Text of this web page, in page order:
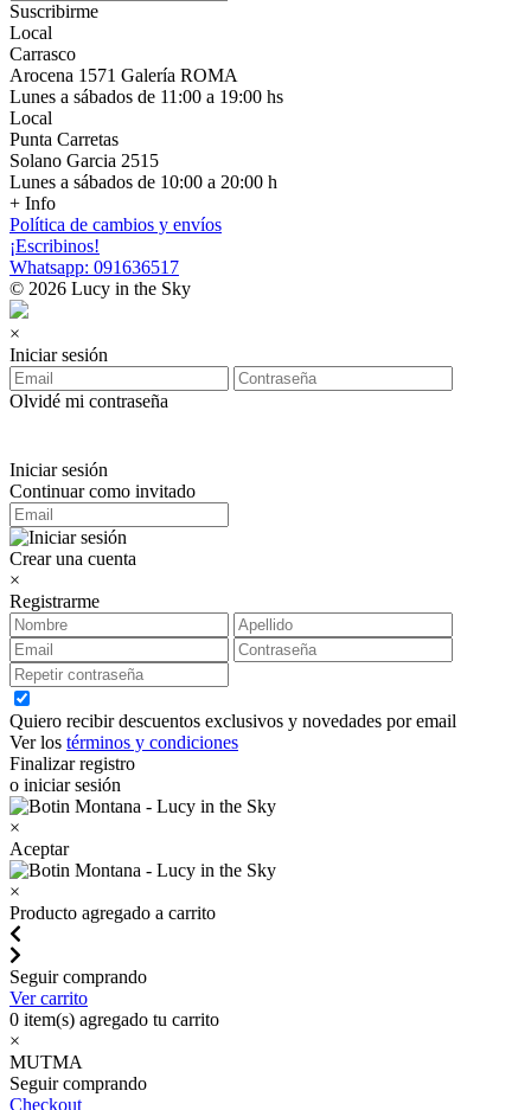
Suscribirme
Local
Carrasco
Arocena 1571 Galería ROMA
Lunes a sábados de 11:00 a 19:00 hs
Local
Punta Carretas
Solano Garcia 2515
Lunes a sábados de 10:00 a 20:00 h
+ Info
Política de cambios y envíos
¡Escribinos!
Whatsapp: 091636517
© 2026 Lucy in the Sky
×
Iniciar sesión
Olvidé mi contraseña
Iniciar sesión
Continuar como invitado
Crear una cuenta
×
Registrarme
Quiero recibir descuentos exclusivos y novedades por email
Ver los términos y condiciones
Finalizar registro
o iniciar sesión
×
Aceptar
×
Producto agregado a carrito
Seguir comprando
Ver carrito
0 item(s) agregado tu carrito
×
MUTMA
Seguir comprando
Checkout